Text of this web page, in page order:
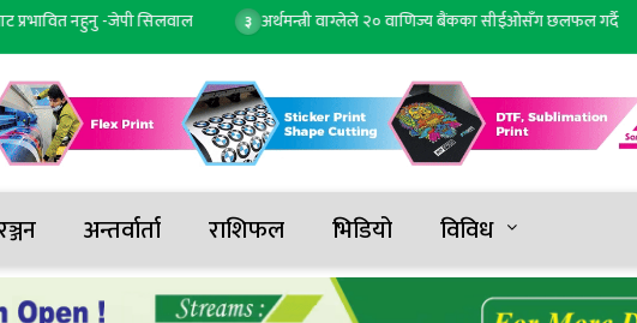
नहुनु -जेपी सिलवाल ३ अर्थमन्त्री वाग्लेले २० वाणिज्य बैंकका सीईओसँग छलफल गर्दै ४
अन्तर्वार्ता राशिफल भिडियो विविध